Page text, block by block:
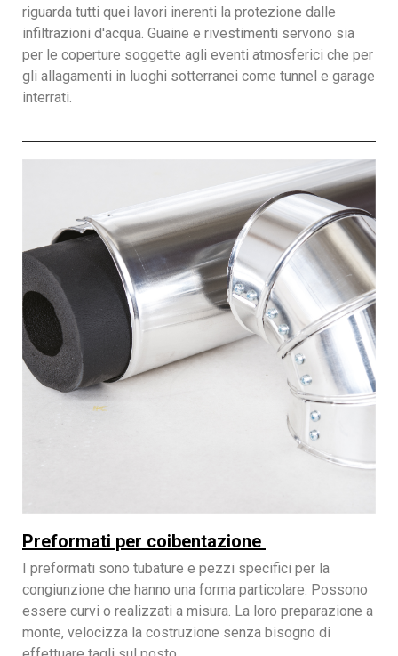
riguarda tutti quei lavori inerenti la protezione dalle
infiltrazioni d'acqua. Guaine e rivestimenti servono sia
per le coperture soggette agli eventi atmosferici che per
gli allagamenti in luoghi sotterranei come tunnel e garage
interrati.
Preformati per coibentazione
I preformati sono tubature e pezzi specifici per la
congiunzione che hanno una forma particolare. Possono
essere curvi o realizzati a misura. La loro preparazione a
monte, velocizza la costruzione senza bisogno di